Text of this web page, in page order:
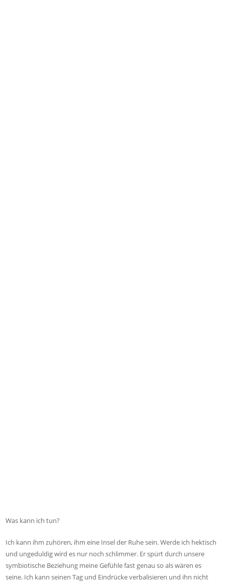
Was kann ich tun?
Ich kann ihm zuhören, ihm eine Insel der Ruhe sein. Werde ich hektisch
und ungeduldig wird es nur noch schlimmer. Er spürt durch unsere
symbiotische Beziehung meine Gefühle fast genau so als wären es
seine. Ich kann seinen Tag und Eindrücke verbalisieren und ihn nicht